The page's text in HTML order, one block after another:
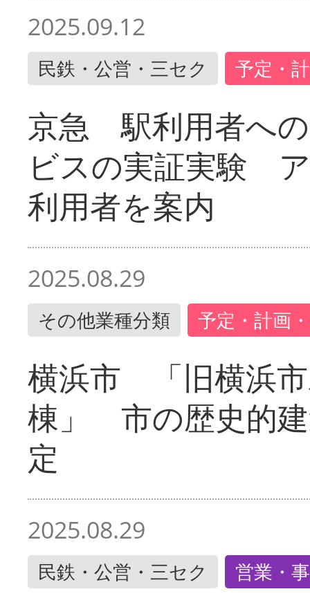
2025.09.12
民鉄・公営・三セク 予定・
京急 駅利用者へ
ビスの実証実験
利用者を案内
2025.08.29
その他業種分類 予定・計画
横浜市 「旧横浜
棟」 市の歴史的
定
2025.08.29
民鉄・公営・三セク 営業・